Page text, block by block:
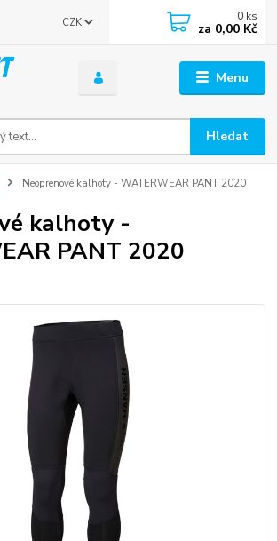
Menu
CZK
Hledat
0 ks
za 0,00 Kč
Neoprenové kalhoty - WATERWEAR PANT 2020
kalhoty -
PANT 2020